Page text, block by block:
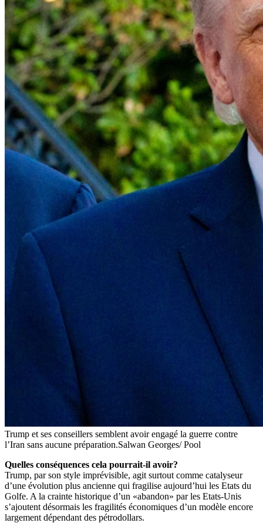
Trump et ses conseillers semblent avoir engagé la guerre contre
l’Iran sans aucune préparation.Salwan Georges/ Pool
Quelles conséquences cela pourrait-il avoir?
Trump, par son style imprévisible, agit surtout comme catalyseur
d’une évolution plus ancienne qui fragilise aujourd’hui les Etats du
Golfe. A la crainte historique d’un «abandon» par les Etats-Unis
s’ajoutent désormais les fragilités économiques d’un modèle encore
largement dépendant des pétrodollars.